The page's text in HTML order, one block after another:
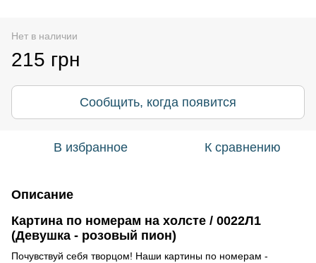
Нет в наличии
215 грн
Сообщить, когда появится
В избранное К сравнению
Описание
Картина по номерам на холсте / 0022Л1
(Девушка - розовый пион)
Почувствуй себя творцом! Наши картины по номерам -